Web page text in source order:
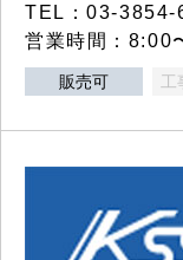
TEL：03-3854-
営業時間：8:00
販売可 工